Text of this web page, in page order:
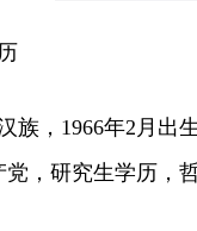
，1966年2月出生
，研究生学历，